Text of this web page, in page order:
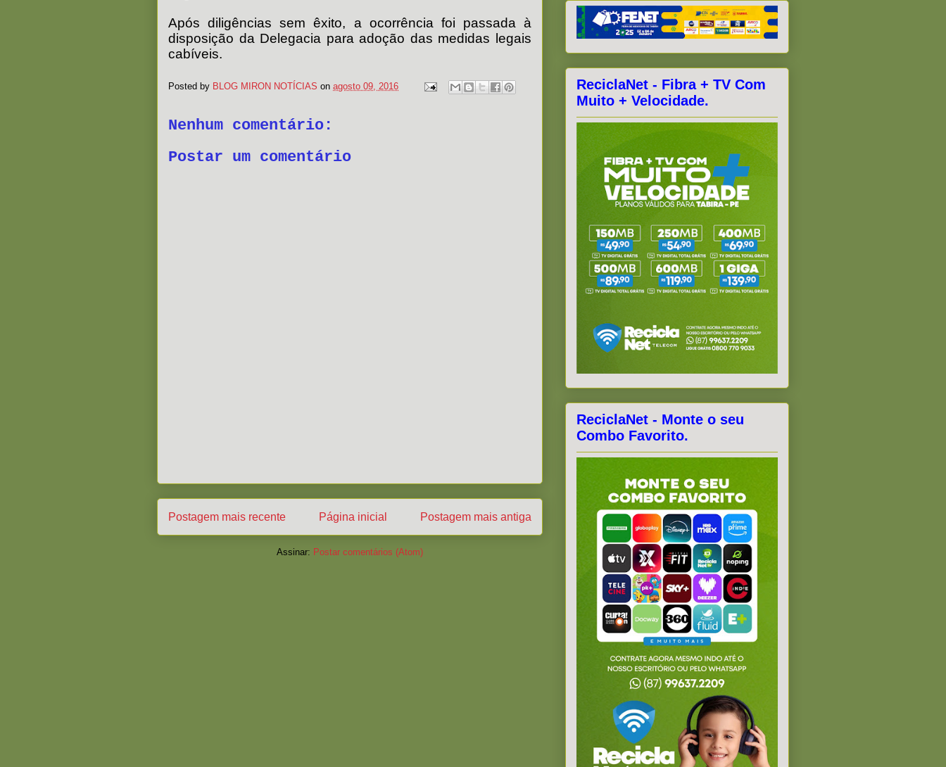
Após diligências sem êxito, a ocorrência foi passada à
disposição da Delegacia para adoção das medidas legais
cabíveis.
Posted by BLOG MIRON NOTÍCIAS on agosto 09, 2016
Nenhum comentário:
Postar um comentário
Postagem mais recente Postagem mais antiga
Página inicial
Assinar: Postar comentários (Atom)
ReciclaNet - Fibra + TV Com
Muito + Velocidade.
ReciclaNet - Monte o seu
Combo Favorito.